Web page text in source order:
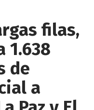
filas,
1.638
de
a